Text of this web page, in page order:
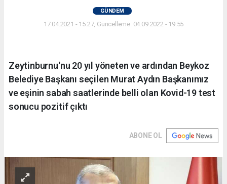
GÜNDEM
17.04.2021 - 15:27, Güncelleme: 04.09.2022 - 19:55
Zeytinburnu'nu 20 yıl yöneten ve ardından Beykoz
Belediye Başkanı seçilen Murat Aydın Başkanımız
ve eşinin sabah saatlerinde belli olan Kovid-19 test
sonucu pozitif çıktı
ABONE OL